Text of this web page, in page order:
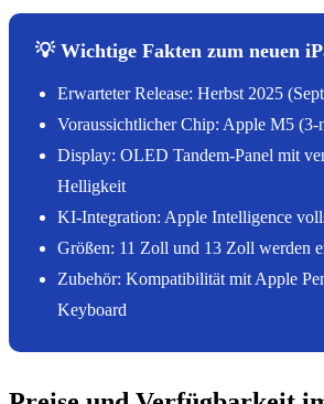
💡 Wichtige Fakten zum neuen
Erwarteter Release: Herbst 2025
Voraussichtlicher Chip: Apple M5
Display: OLED Tandem-Panel mit
Helligkeit
KI-Integration: Apple Intelligence
Größen: 11 Zoll und 13 Zoll werden
Zubehör: Kompatibilität mit Apple
Keyboard